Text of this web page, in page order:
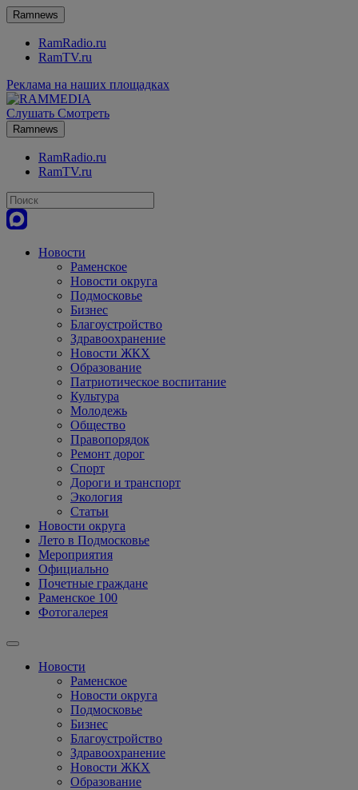
Ramnews
RamRadio.ru
RamTV.ru
Реклама на наших площадках
Слушать Смотреть
Ramnews
RamRadio.ru
RamTV.ru
Новости
Раменское
Новости округа
Подмосковье
Бизнес
Благоустройство
Здравоохранение
Новости ЖКХ
Образование
Патриотическое воспитание
Культура
Молодежь
Общество
Правопорядок
Ремонт дорог
Спорт
Дороги и транспорт
Экология
Статьи
Новости округа
Лето в Подмосковье
Мероприятия
Официально
Почетные граждане
Раменское 100
Фотогалерея
Новости
Раменское
Новости округа
Подмосковье
Бизнес
Благоустройство
Здравоохранение
Новости ЖКХ
Образование